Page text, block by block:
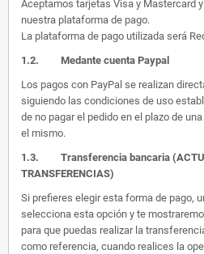
Aceptamos tarjetas Visa y Mastercard
nuestra plataforma de pago.
La plataforma de pago utilizada será
1.2. Medante cuenta Paypal
Los pagos con PayPal se realizan
siguiendo las condiciones de uso
de no pagar el pedido en el plazo de
el mismo.
1.3. Transferencia bancaria
TRANSFERENCIAS)
Si prefieres elegir esta forma de pago,
selecciona esta opción y te
para que puedas realizar la
como referencia, cuando realices la